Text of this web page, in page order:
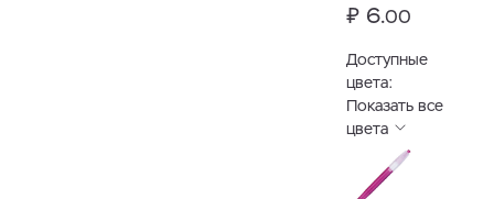
₽ 6.00
Доступные
цвета:
Показать все
цвета